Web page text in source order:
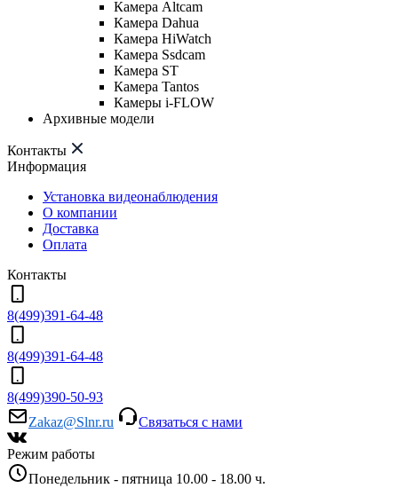
Камера Altcam
Камера Dahua
Камера HiWatch
Камера Ssdcam
Камера ST
Камера Tantos
Камеры i-FLOW
Архивные модели
Контакты
Информация
Установка видеонаблюдения
О компании
Доставка
Оплата
Контакты
8(499)391-64-48
8(499)391-64-48
8(499)390-50-93
Zakaz@Slnr.ru
Связаться с нами
Режим работы
Понедельник - пятница 10.00 - 18.00 ч.